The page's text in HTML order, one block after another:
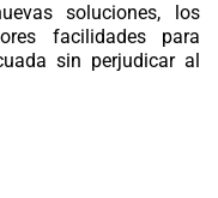
soluciones, los
facilidades para
sin perjudicar al